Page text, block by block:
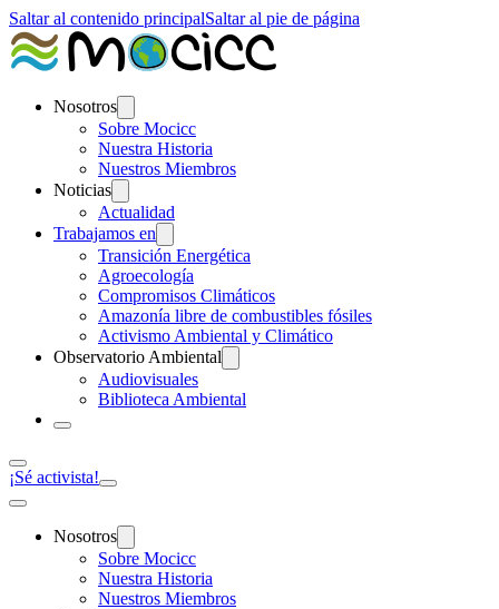
Saltar al contenido principalSaltar al pie de página
Nosotros
Sobre Mocicc
Nuestra Historia
Nuestros Miembros
Noticias
Actualidad
Trabajamos en
Transición Energética
Agroecología
Compromisos Climáticos
Amazonía libre de combustibles fósiles
Activismo Ambiental y Climático
Observatorio Ambiental
Audiovisuales
Biblioteca Ambiental
¡Sé activista!
Nosotros
Sobre Mocicc
Nuestra Historia
Nuestros Miembros